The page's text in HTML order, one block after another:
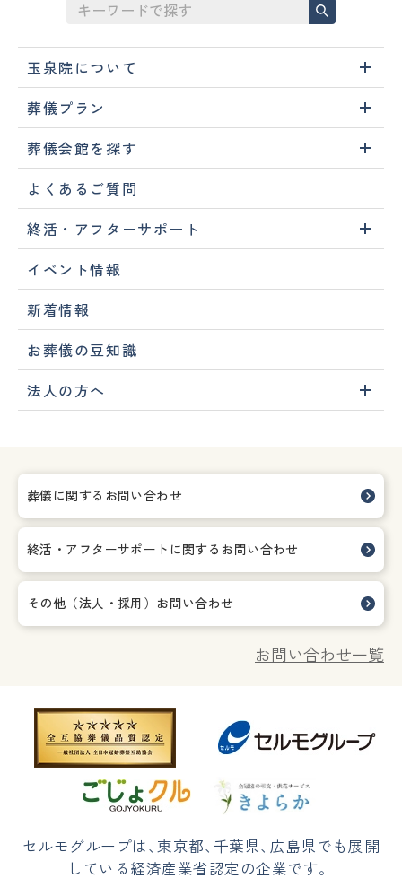
玉泉院について
葬儀プラン
葬儀会館を探す
よくあるご質問
終活・アフターサポート
イベント情報
新着情報
お葬儀の豆知識
法人の方へ
葬儀に関するお問い合わせ
終活・アフターサポートに関する お問い合わせ
その他（法人・採用）お問い合わせ
お問い合わせ一覧
セルモグループは、東京都、 千葉県、 広島県でも展開
している経済産業省認定の企業です。